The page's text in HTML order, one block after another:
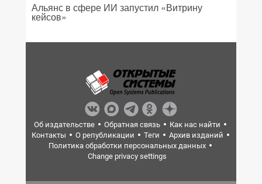
Альянс в сфере ИИ запустил «Витрину
кейсов»
Об издательстве Обратная связь
Как нас найти
Контакты
О републикации Теги
Архив изданий
Политика обработки персональных данных
Change privacy settings